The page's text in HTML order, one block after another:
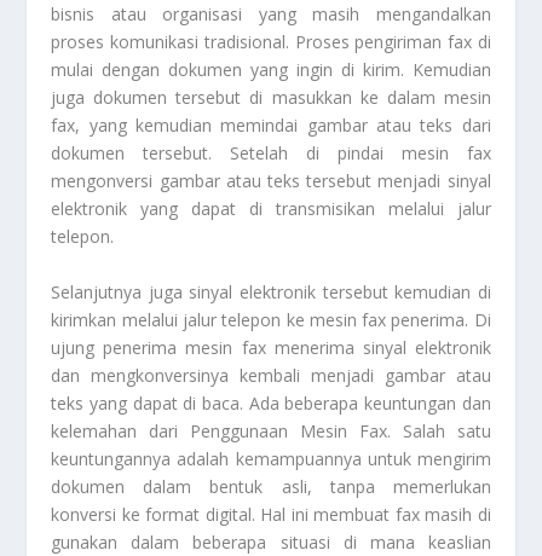
bisnis atau organisasi yang masih mengandalkan
proses komunikasi tradisional. Proses pengiriman fax di
mulai dengan dokumen yang ingin di kirim. Kemudian
juga dokumen tersebut di masukkan ke dalam mesin
fax, yang kemudian memindai gambar atau teks dari
dokumen tersebut. Setelah di pindai mesin fax
mengonversi gambar atau teks tersebut menjadi sinyal
elektronik yang dapat di transmisikan melalui jalur
telepon.
Selanjutnya juga sinyal elektronik tersebut kemudian di
kirimkan melalui jalur telepon ke mesin fax penerima. Di
ujung penerima mesin fax menerima sinyal elektronik
dan mengkonversinya kembali menjadi gambar atau
teks yang dapat di baca. Ada beberapa keuntungan dan
kelemahan dari Penggunaan Mesin Fax. Salah satu
keuntungannya adalah kemampuannya untuk mengirim
dokumen dalam bentuk asli, tanpa memerlukan
konversi ke format digital. Hal ini membuat fax masih di
gunakan dalam beberapa situasi di mana keaslian